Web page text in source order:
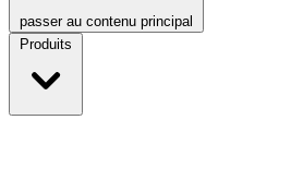
passer au contenu principal
Produits